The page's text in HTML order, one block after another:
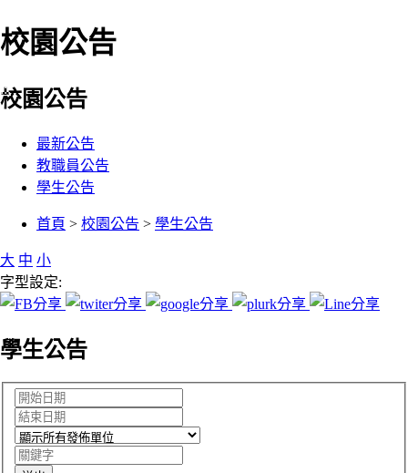
校園公告
:::
校園公告
最新公告
教職員公告
學生公告
首頁 > 校園公告 > 學生公告
大 中 小
字型設定:
學生公告